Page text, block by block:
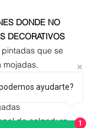
DONDE NO
DECORATIVOS
que se
mojadas.
sin estucar
de colgadura
ayudarte?
1